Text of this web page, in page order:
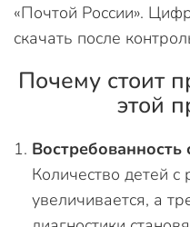
«Почтой России».
скачать после
Почему стоит
этой
Востребованность
Количество детей
увеличивается, а